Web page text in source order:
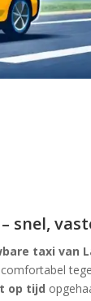
snel,
taxi van
op tijd